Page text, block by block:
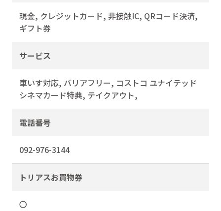
現金, クレジットカード, 非接触IC, QRコード決済,
ギフト券
サービス
車いす対応, バリアフリー, コストコ ユナイテッド
シネマカード特典, テイクアウト,
電話番号
092-976-3144
トリアスお買物券
〇